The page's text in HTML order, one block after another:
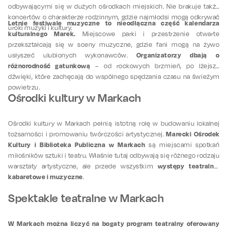
odbywającymi się w dużych ośrodkach miejskich. Nie brakuje także
koncertów o charakterze rodzinnym, gdzie najmłodsi mogą odkrywać
uroki muzyki i kultury.
Letnie festiwale muzyczne to nieodłączna część kalendarza
kulturalnego Marek. Miejscowe parki i przestrzenie otwarte
przekształcają się w sceny muzyczne, gdzie fani mogą na żywo
usłyszeć ulubionych wykonawców. Organizatorzy dbają o
różnorodność gatunkową – od rockowych brzmień, po lżejsze
dźwięki, które zachęcają do wspólnego spędzania czasu na świeżym
powietrzu.
Ośrodki kultury w Markach
Ośrodki kultury w Markach pełnią istotną rolę w budowaniu lokalnej
tożsamości i promowaniu twórczości artystycznej.Marecki Ośrodek
Kultury i Biblioteka Publiczna w Markach są miejscami spotkań
miłośników sztuki i teatru. Właśnie tutaj odbywają się różnego rodzaju
warsztaty artystyczne, ale przede wszystkim występy teatralne,
kabaretowe i muzyczne.
Spektakle teatralne w Markach
W Markach można liczyć na bogaty program teatralny oferowany